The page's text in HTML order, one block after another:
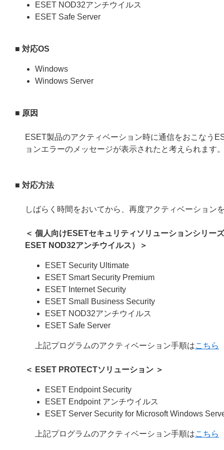
ESET NOD32アンチウイルス
ESET Safe Server
■ 対応OS
Windows
Windows Server
■ 原因
ESET製品のアクティベーション時に通信をおこなう
ョンエラーのメッセージが表示されたと考えられます
■ 対応方法
しばらく時間をおいてから、再度アクティベーション
＜ 個人向けESETセキュリティソリューションシリー
ESET NOD32アンチウイルス）＞
ESET Security Ultimate
ESET Smart Security Premium
ESET Internet Security
ESET Small Business Security
ESET NOD32アンチウイルス
ESET Safe Server
上記プログラムのアクティベーション手順はこちら
＜ ESET PROTECTソリューション ＞
ESET Endpoint Security
ESET Endpoint アンチウイルス
ESET Server Security for Microsoft Windows
上記プログラムのアクティベーション手順はこちら